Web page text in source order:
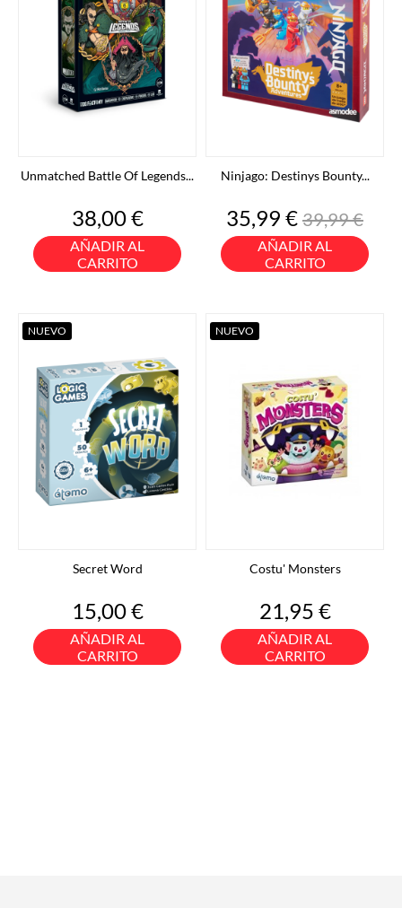
Unmatched Battle Of Legends...
Precio
38,00 €
AÑADIR AL
CARRITO
Ninjago: Destinys Bounty...
Precio
35,99 €Precio
base
39,99 €
AÑADIR AL
CARRITO
Secret Word
Precio
15,00 €
AÑADIR AL
CARRITO
NUEVO
Costu' Monsters
Precio
21,95 €
AÑADIR AL
CARRITO
NUEVO